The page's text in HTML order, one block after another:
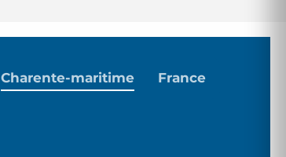
Charente-maritime France